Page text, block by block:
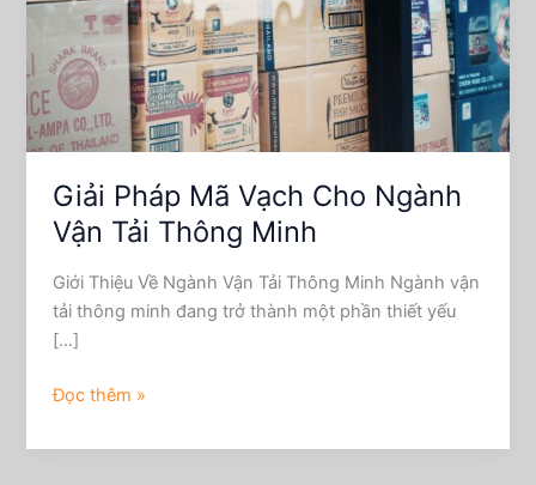
Giải Pháp Mã Vạch Cho Ngành
Vận Tải Thông Minh
Giới Thiệu Về Ngành Vận Tải Thông Minh Ngành vận
tải thông minh đang trở thành một phần thiết yếu
[…]
Vận
Tải
Thông
Minh
Đọc thêm »